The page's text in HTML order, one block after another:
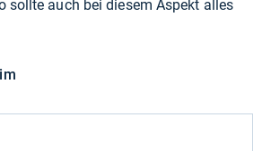
sollte auch bei diesem Aspekt alles